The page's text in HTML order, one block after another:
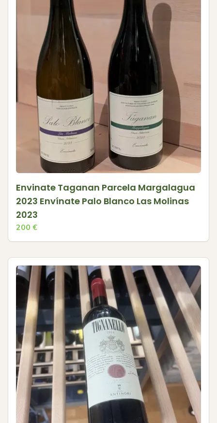
Envinate Taganan Parcela Margalagua
2023 Envínate Palo Blanco Las Molinas
2023
200 €